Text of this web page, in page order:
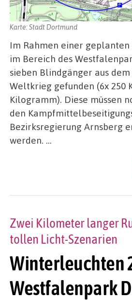
Karte: Stadt Dortmund
Im Rahmen einer
im Bereich des
sieben Blindgänger aus
Weltkrieg gefunden (6x 250
Kilogramm). Diese müssen
den
Bezirksregierung Arnsberg
werden. …
Winterleuchten
Westfalenpark
Zwei Kilometer langer
tollen Licht-Szenarien